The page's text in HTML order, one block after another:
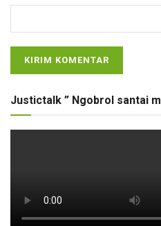
Justictalk ” Ngobrol santai